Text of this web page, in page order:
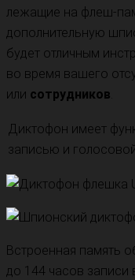
лежащие на флеш-
дополнительную
будет отличным
во время вашего
или сотрудников
Диктофон имеет
записью и
Встроенная память
до 144 часов